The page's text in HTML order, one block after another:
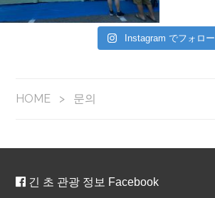
Instagram でフォロー
HOME > 문의
긴 초 관광 정보 Facebook